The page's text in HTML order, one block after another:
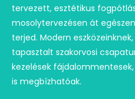
tervezett, esztétikus
mosolytervezésen át
terjed. Modern
tapasztalt szakorvosi
kezelések
is megbízhatóak.